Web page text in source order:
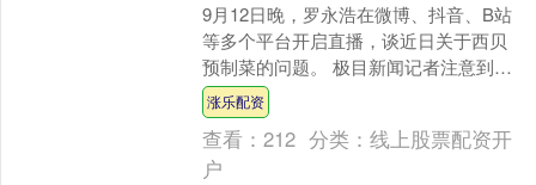
9月12日晚，罗永浩在微博、抖音、B站
等多个平台开启直播，谈近日关于西贝
预制菜的问题。 极目新闻记者注意到，
罗永浩在直播中除了谈到预制菜问题，
还提到了西贝产品售....
涨乐配资
查看：212 分类：线上股票配资开
户